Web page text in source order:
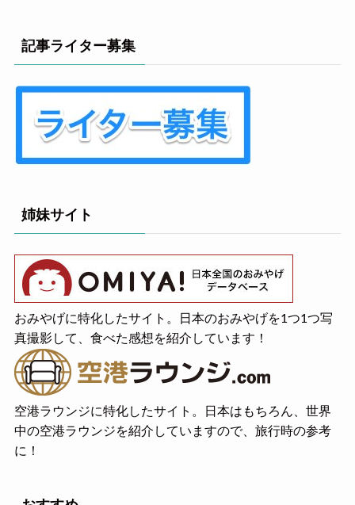
記事ライター募集
姉妹サイト
おみやげに特化したサイト。日本のおみやげを1つ1つ写
真撮影して、食べた感想を紹介しています！
空港ラウンジに特化したサイト。日本はもちろん、世界
中の空港ラウンジを紹介していますので、旅行時の参考
に！